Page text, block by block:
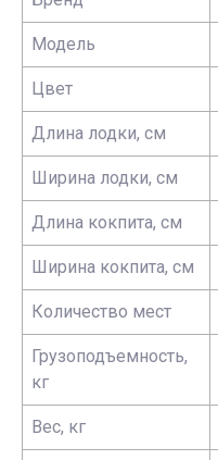
Модель
Цвет
Длина лодки, см
Ширина лодки, см
Длина кокпита, см
Ширина кокпита, см
Количество мест
Грузоподъемность,
кг
Вес, кг